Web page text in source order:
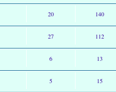
20 140
27 112
6 13
5 15